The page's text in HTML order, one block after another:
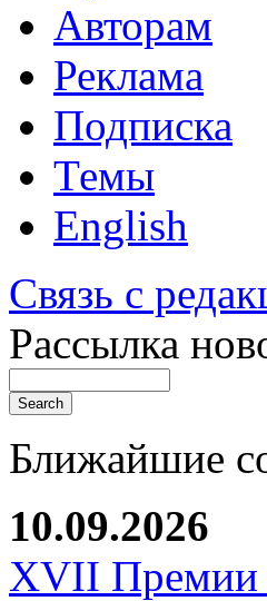
Авторам
Реклама
Подписка
Темы
English
Связь с
Рассылка
Ближайшие
10.09.2026
XVII Премии